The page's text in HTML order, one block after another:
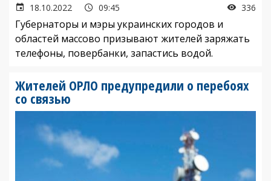
18.10.2022 09:45 336
Губернаторы и мэры украинских городов и
областей массово призывают жителей заряжать
телефоны, повербанки, запастись водой.
Жителей ОРЛО предупредили о перебоях
со связью